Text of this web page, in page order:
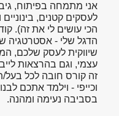
אני מתמחה בפיתוח,
לעסקים קטנים,
הכי עושים לי את זה).
הדגל שלי - אסטרטגיה
שיווקית לעסק שלכם,
עצמי, וגם בהרצאות
זה קורס חובה לכל בעל/
וכייפי - וילמד אתכם
בסביבה נעימה ומהנה.